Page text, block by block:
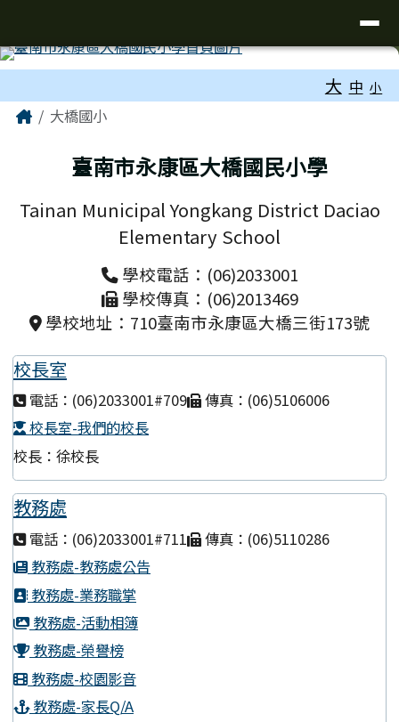
大 中 小
主內容區域
Home大橋國小
臺南市永康區大橋國民小學
Tainan Municipal Yongkang District Daciao
Elementary School
學校電話：(06)2033001
學校傳真：(06)2013469
學校地址：710臺南市永康區大橋三街173號
校長室
電話：(06)2033001#709
傳真：(06)5106006
校長室-我們的校長
校長：徐校長
教務處
電話：(06)2033001#711
傳真：(06)5110286
教務處-教務處公告
教務處-業務職掌
教務處-活動相簿
教務處-榮譽榜
教務處-校園影音
教務處-家長Q/A
頁尾區域